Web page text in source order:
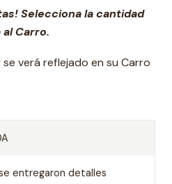
Selecciona la cantidad
Carro.
verá reflejado en su Carro
entregaron detalles